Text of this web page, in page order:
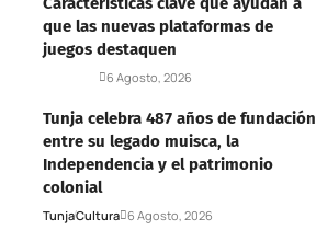
que las nuevas plataformas de
juegos destaquen
6 Agosto, 2026
Tunja celebra 487 años de fundación
entre su legado muisca, la
Independencia y el patrimonio
colonial
TunjaCultura 6 Agosto, 2026